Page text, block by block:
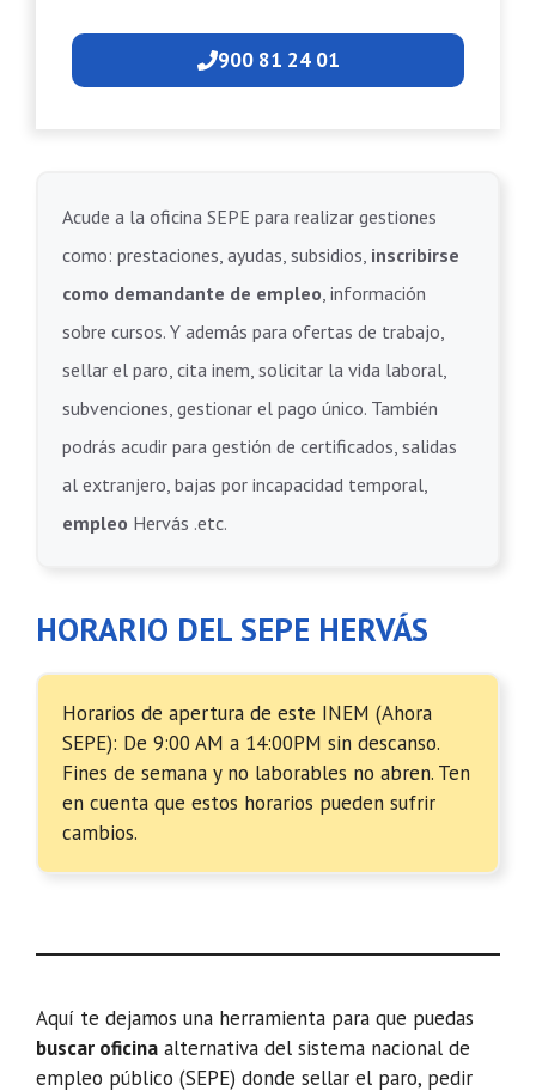
900 81 24 01
Acude a la oficina SEPE para realizar gestiones
como: prestaciones, ayudas, subsidios, inscribirse
como demandante de empleo, información
sobre cursos. Y además para ofertas de trabajo,
sellar el paro, cita inem, solicitar la vida laboral,
subvenciones, gestionar el pago único. También
podrás acudir para gestión de certificados, salidas
al extranjero, bajas por incapacidad temporal,
empleo Hervás .etc.
HORARIO DEL SEPE HERVÁS
Horarios de apertura de este INEM (Ahora
SEPE): De 9:00 AM a 14:00PM sin descanso.
Fines de semana y no laborables no abren. Ten
en cuenta que estos horarios pueden sufrir
cambios.
Aquí te dejamos una herramienta para que puedas
buscar oficina alternativa del sistema nacional de
empleo público (SEPE) donde sellar el paro, pedir